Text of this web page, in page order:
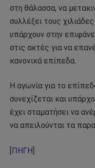
στη θάλασσα, να
συλλέξει τους
υπάρχουν στην
στις ακτές για να
κανονικά επίπεδα.
Η αγωνία για το
συνεχίζεται και
έχει σταματήσει να
να απειλούνται τα
ΠΗΓΗ